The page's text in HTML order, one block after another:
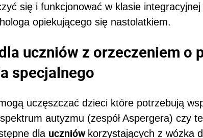
się i funkcjonować w klasie
opiekującego się nastolatkiem.
uczniów z orzeczeniem o
specjalnego
uczęszczać dzieci które potrzebują
autyzmu (zespół Aspergera) czy
dla uczniów korzystających z wózka